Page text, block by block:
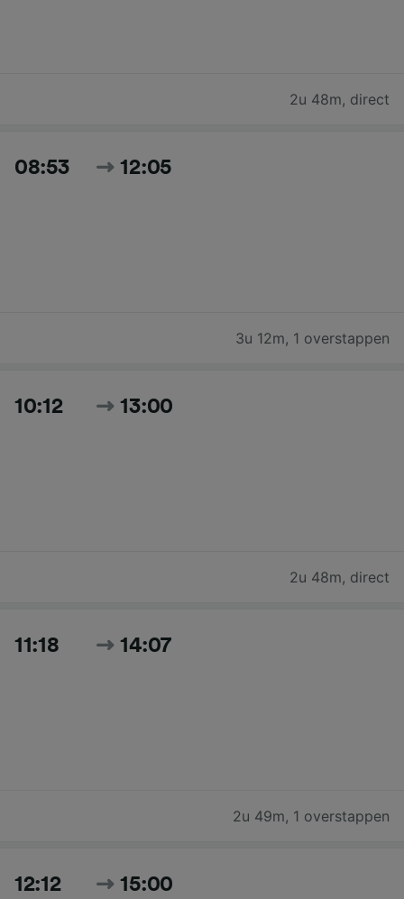
2u 48m, direct
08:53 12:05
3u 12m, 1 overstappen
10:12 13:00
2u 48m, direct
11:18 14:07
2u 49m, 1 overstappen
12:12 15:00